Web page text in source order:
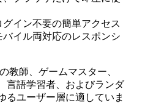
イン不要の簡単アクセス
バイル両対応のレスポンシ
教師、ゲームマスター、
言語学習者、およびランダ
るユーザー層に適していま